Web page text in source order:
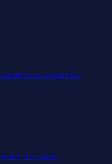
rispetto ai competitor.
il tuo brand.